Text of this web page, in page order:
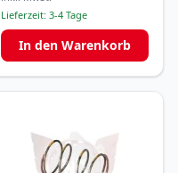
Lieferzeit: 3-4 Tage
In den Warenkorb